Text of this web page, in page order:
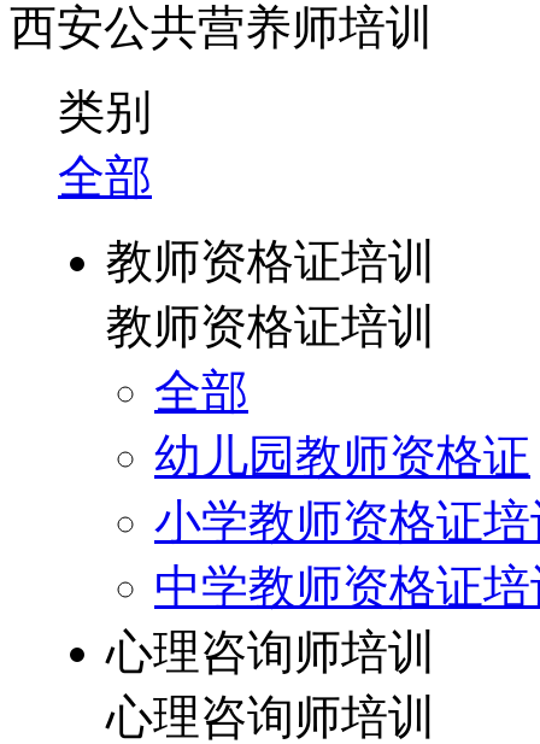
西安公共营养师培训
类别
全部
教师资格证培训
教师资格证培训
全部
幼儿园教师资格证
小学教师资格证
中学教师资格证
心理咨询师培训
心理咨询师培训